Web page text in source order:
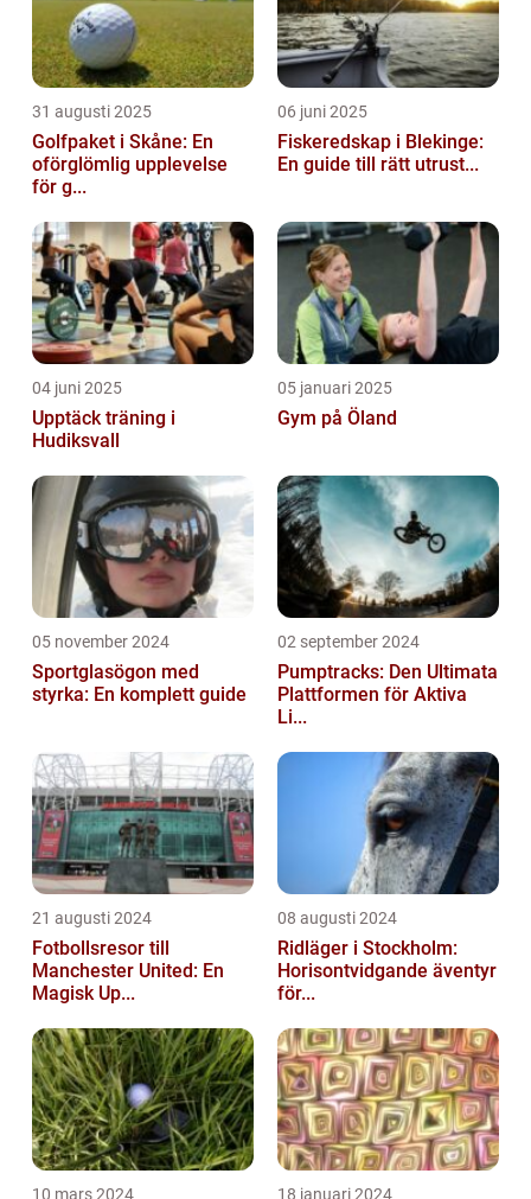
31 augusti 2025
Golfpaket i Skåne: En
oförglömlig upplevelse
för g...
06 juni 2025
Fiskeredskap i Blekinge:
En guide till rätt utrust...
04 juni 2025
Upptäck träning i
Hudiksvall
05 januari 2025
Gym på Öland
05 november 2024
Sportglasögon med
styrka: En komplett guide
02 september 2024
Pumptracks: Den Ultimata
Plattformen för Aktiva
Li...
21 augusti 2024
Fotbollsresor till
Manchester United: En
Magisk Up...
08 augusti 2024
Ridläger i Stockholm:
Horisontvidgande äventyr
för...
10 mars 2024 18 januari 2024